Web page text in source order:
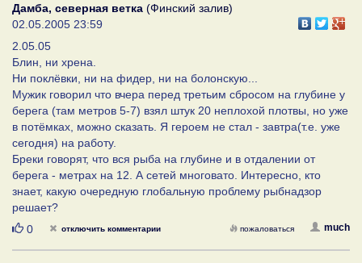
Дамба, северная ветка (Финский залив)
02.05.2005 23:59
2.05.05
Блин, ни хрена.
Ни поклёвки, ни на фидер, ни на болонскую...
Мужик говорил что вчера перед третьим сбросом на глубине у
берега (там метров 5-7) взял штук 20 неплохой плотвы, но уже
в потёмках, можно сказать. Я героем не стал - завтра(т.е. уже
сегодня) на работу.
Бреки говорят, что вся рыба на глубине и в отдалении от
берега - метрах на 12. А сетей многовато. Интересно, кто
знает, какую очередную глобальную проблему рыбнадзор
решает?
Нравится
0 отключить комментарии much
пожаловаться